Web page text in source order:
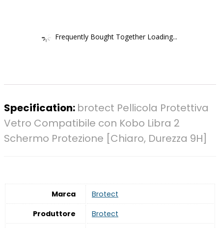
Frequently Bought Together Loading...
Specification: brotect Pellicola Protettiva
Vetro Compatibile con Kobo Libra 2
Schermo Protezione [Chiaro, Durezza 9H]
Marca
‎Brotect
Produttore
‎Brotect